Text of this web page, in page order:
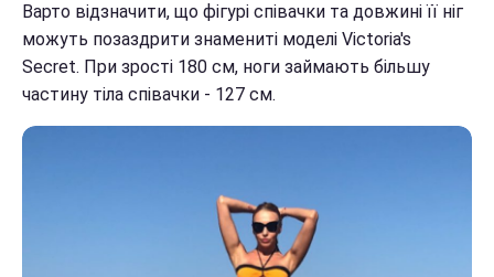
Варто відзначити, що фігурі співачки та довжині її ніг
можуть позаздрити знамениті моделі Victoria's
Secret. При зрості 180 см, ноги займають більшу
частину тіла співачки - 127 см.